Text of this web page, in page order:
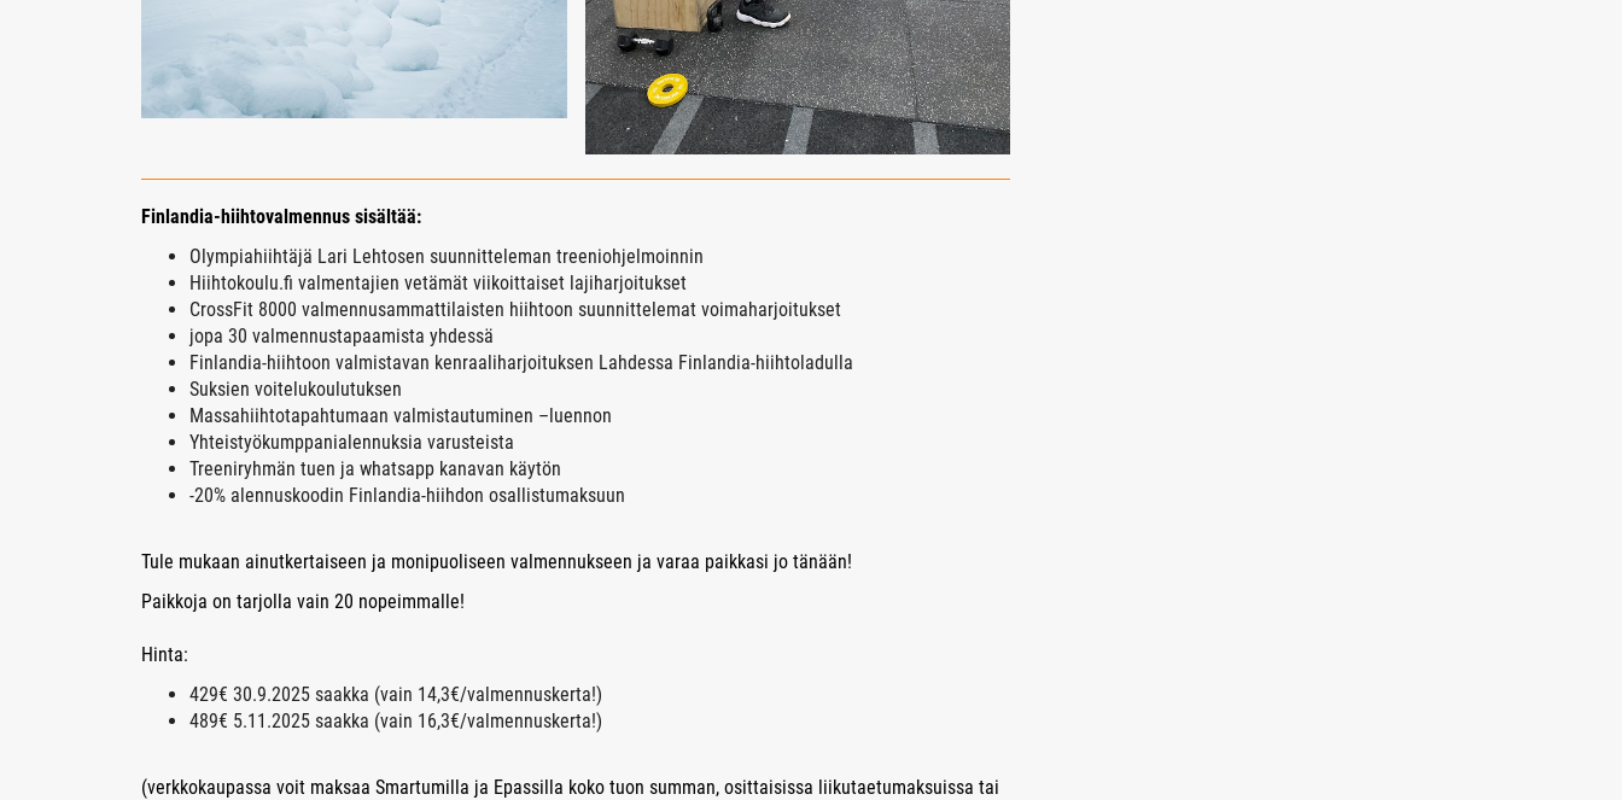
Finlandia-hiihtovalmennus sisältää:
Olympiahiihtäjä Lari Lehtosen suunnitteleman treeniohjelmoinnin
Hiihtokoulu.fi valmentajien vetämät viikoittaiset lajiharjoitukset
CrossFit 8000 valmennusammattilaisten hiihtoon suunnittelemat voimaharjoitukset
jopa 30 valmennustapaamista yhdessä
Finlandia-hiihtoon valmistavan kenraaliharjoituksen Lahdessa Finlandia-hiihtoladulla
Suksien voitelukoulutuksen
Massahiihtotapahtumaan valmistautuminen –luennon
Yhteistyökumppanialennuksia varusteista
Treeniryhmän tuen ja whatsapp kanavan käytön
-20% alennuskoodin Finlandia-hiihdon osallistumaksuun
Tule mukaan ainutkertaiseen ja monipuoliseen valmennukseen ja varaa paikkasi jo tänään!
Paikkoja on tarjolla vain 20 nopeimmalle!
Hinta:
429€ 30.9.2025 saakka (vain 14,3€/valmennuskerta!)
489€ 5.11.2025 saakka (vain 16,3€/valmennuskerta!)
(verkkokaupassa voit maksaa Smartumilla ja Epassilla koko tuon summan, osittaisissa liikutaetumaksuissa tai